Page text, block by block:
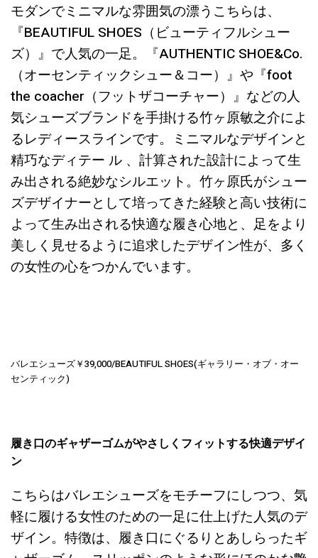
モダンでミニマルな雰囲気の漂うこちらは、
『BEAUTIFUL SHOES（ビューティフルシュー
ズ）』で人気の一足。『AUTHENTIC SHOE&Co.
（オーセンティックシュー＆コー）』や『foot
the coacher（フットザコーチャー）』などの人
気シューズブランドを手掛ける竹ヶ原敏之介によ
るレディースラインです。ミニマルなデザインと
精巧なディテー ル 、計算された設計によって生
み出される絶妙なシルエット。竹ヶ原氏がシュー
ズデザイナーとして培ってきた経験と高い技術に
よって生み出される快適な履き心地と、足をより
美しく見せるように追求したデザイン性が、多く
の女性の心をつかんでいます。
バレエシューズ￥39,000/BEAUTIFUL SHOES(ギャラリー・オブ・オー
センティック)
履き口のギャザーゴムがやさしくフィットする快適デザイ
ン
こちらはバレエシューズをモチーフにしつつ、気
軽に履ける女性のための一足に仕上げた人気のデ
ザイン。特徴は、履き口にぐるりとあしらったギ